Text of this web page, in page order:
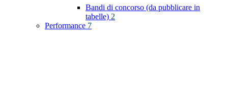
Bandi di concorso (da pubblicare in
tabelle) 2
Performance 7